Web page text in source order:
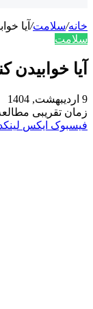
خانه/سلامت/ آیا
سلامت
آیا
9 اردیبهشت, 1404
زمان تقریبی مطالعه 2
فیسبوک ایکس